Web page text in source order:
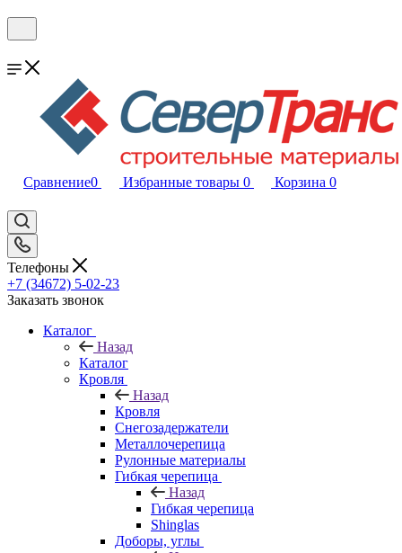
Сравнение0 Избранные товары 0 Корзина 0
Телефоны
+7 (34672) 5-02-23
Заказать звонок
Каталог
Назад
Каталог
Кровля
Назад
Кровля
Снегозадержатели
Металлочерепица
Рулонные материалы
Гибкая черепица
Назад
Гибкая черепица
Shinglas
Доборы, углы